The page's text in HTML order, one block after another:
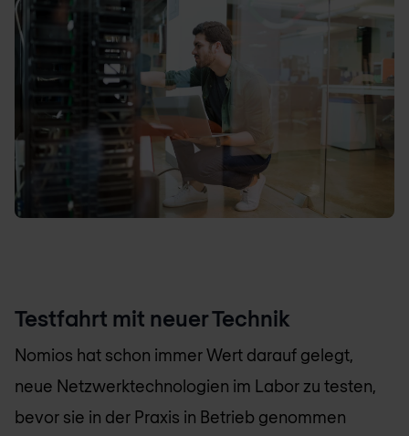
Testfahrt mit neuer Technik
Nomios hat schon immer Wert darauf gelegt,
neue Netzwerktechnologien im Labor zu testen,
bevor sie in der Praxis in Betrieb genommen